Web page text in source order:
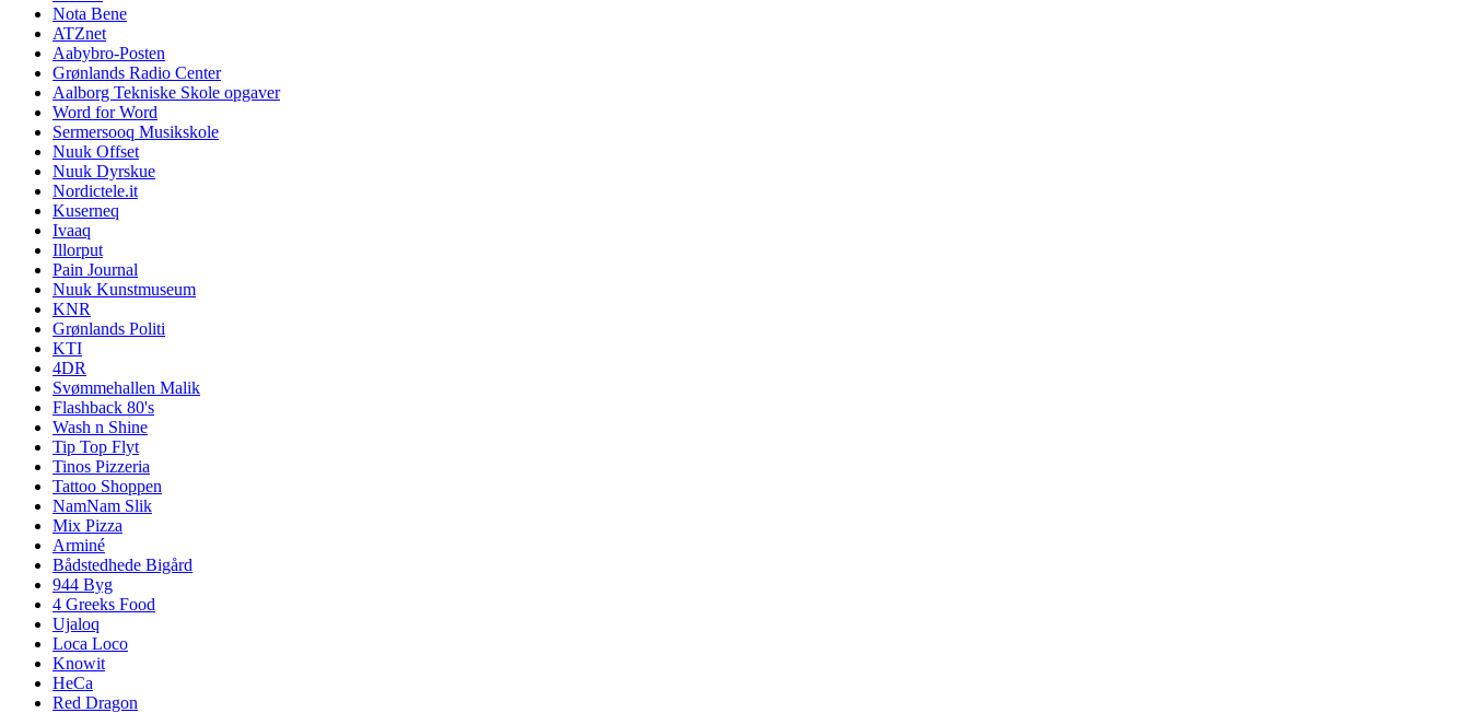
Nota Bene
ATZnet
Aabybro-Posten
Grønlands Radio Center
Aalborg Tekniske Skole opgaver
Word for Word
Sermersooq Musikskole
Nuuk Offset
Nuuk Dyrskue
Nordictele.it
Kuserneq
Ivaaq
Illorput
Pain Journal
Nuuk Kunstmuseum
KNR
Grønlands Politi
KTI
4DR
Svømmehallen Malik
Flashback 80's
Wash n Shine
Tip Top Flyt
Tinos Pizzeria
Tattoo Shoppen
NamNam Slik
Mix Pizza
Arminé
Bådstedhede Bigård
944 Byg
4 Greeks Food
Ujaloq
Loca Loco
Knowit
HeCa
Red Dragon